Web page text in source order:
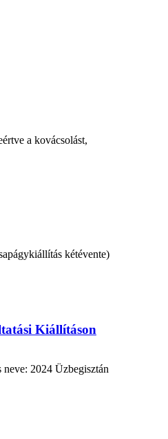
a kovácsolást,
kétévente)
Kiállításon
2024 Üzbegisztán